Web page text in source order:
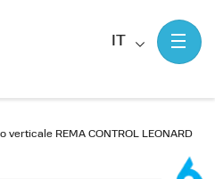
IT
verticale REMA CONTROL LEONARD